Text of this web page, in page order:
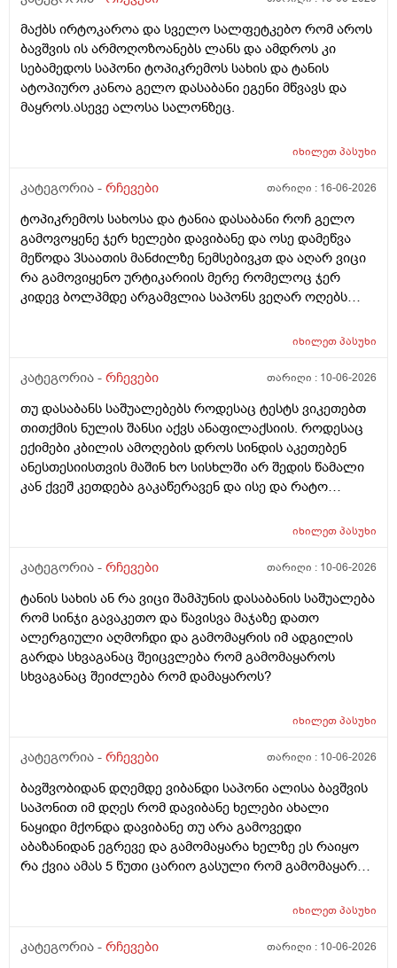
მაქბს ირტოკაროა და სველო სალფეტკებო რომ აროს
ბავშვის ის არმოღოზოანებს ლანს და ამდროს კი
სებამედოს საპონი ტოპიკრემოს სახის და ტანის
ატოპიურო კანოა გელო დასაბანი ეგენი მწვავს და
მაყროს.ასევე ალოსა სალონზეც.
იხილეთპასუხი
კატეგორია - რჩევები თარიღი : 16-06-2026
ტოპიკრემოს სახოსა და ტანია დასაბანი როჩ გელო
გამოვოყენე ჯერ ხელები დავიბანე და ოსე დამეწვა
მეწოდა 3საათის მანძილზე ნემსებივკთ და აღარ ვიცი
რა გამოვიყენო ურტიკარიის მერე რომელოც ჯერ
კიდევ ბოლპმდე არგამვლია საპონს ვეღარ ოღებს
წავიდა არვოცი რავიყიდო როთ დავიბანო.დავიღალე
მაყროს და მექავება..მ ყან საშინლად გამოშრა ხელები
არსად და ვერც წავალ
იხილეთპასუხი
კატეგორია - რჩევები თარიღი : 10-06-2026
თუ დასაბანს საშუალებებს როდესაც ტესტს ვიკეთებთ
თითქმის ნულის შანსი აქვს ანაფილაქსიის. როდესაც
ექიმები კბილის ამოღების დროს სინდის აკეთებენ
ანესთესიისთვის მაშინ ხო სისხლში არ შედის წამალი
კან ქვეშ კეთდება გაკაწერავენ და ისე და რატო
ახარო რატომ იკითხებიან თუ ანა ფილოქსიოზე არ
გამონაყარი გაჩნდე რატო არიან მზად ყოფნაში გუშინ
რატო არ აკეთებენ ამ სინდს ყველგან და რატომ
მაინცდამაინც სპეციალურ კლინიკებში რატომ ეს
შენიათ
იხილეთპასუხი
კატეგორია - რჩევები თარიღი : 10-06-2026
ტანის სახის ან რა ვიცი შამპუნის დასაბანის საშუალება
რომ სინჯი გავაკეთო და წავისვა მაჯაზე დათო
ალერგიული აღმოჩდი და გამომაყრის იმ ადგილის
გარდა სხვაგანაც შეიცვლება რომ გამომაყაროს
სხვაგანაც შეიძლება რომ დამაყაროს?
იხილეთპასუხი
კატეგორია - რჩევები თარიღი : 10-06-2026
ბავშვობიდან დღემდე ვიბანდი საპონი ალისა ბავშვის
საპონით იმ დღეს რომ დავიბანე ხელები ახალი
ნაყიდი მქონდა დავიბანე თუ არა გამოვედი
აბაზანიდან ეგრევე და გამომაყარა ხელზე ეს რაიყო
რა ქვია ამას 5 წუთი ცარიო გასული რომ გამომაყარა
იხილეთპასუხი
კატეგორია - რჩევები თარიღი : 10-06-2026